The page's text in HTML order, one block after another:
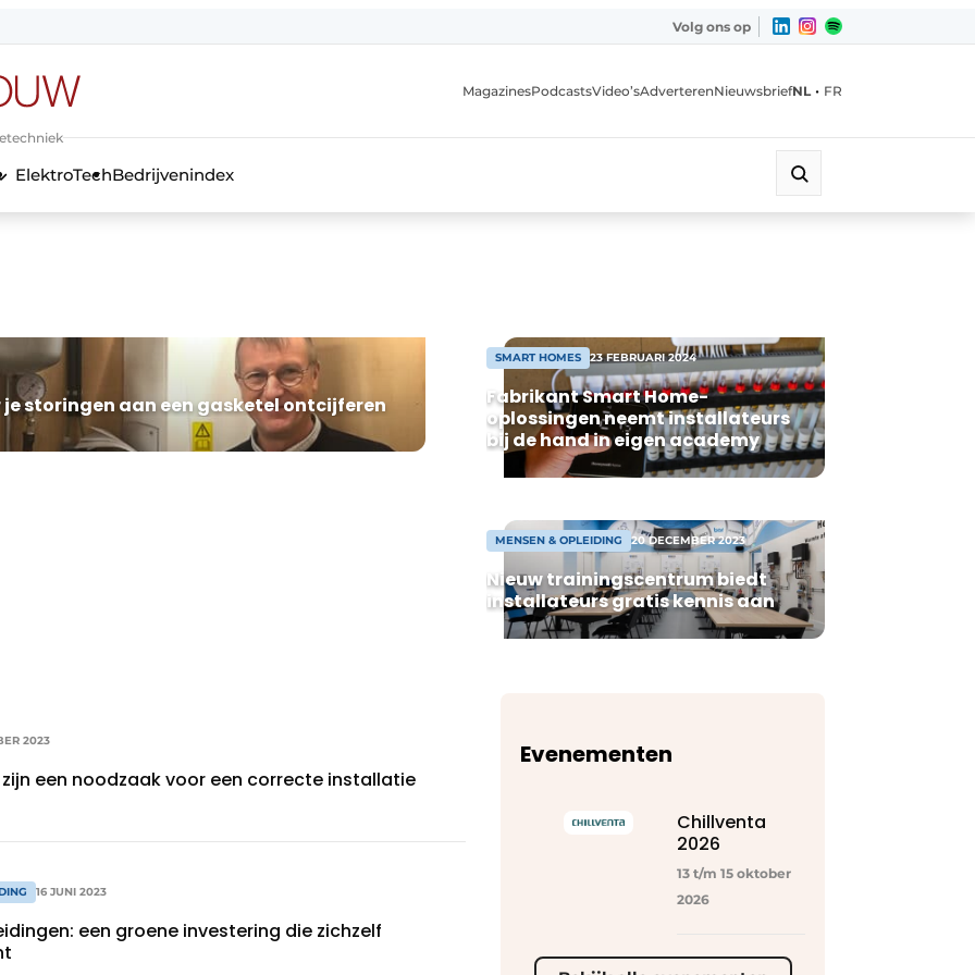
Volg ons op
MagazinesPodcastsVideo’sAdverterenNieuwsbriefNL • FR
ElektroTechBedrijvenindex
storingen aan een gasketel ontcijferen
SMART HOMES 23 FEBRUARI 2024
Fabrikant Smart Home-
oplossingen neemt installateurs
bij de hand in eigen academy
MENSEN & OPLEIDING 20 DECEMBER 2023
Nieuw trainingscentrum biedt
installateurs gratis kennis aan
2023
een noodzaak voor een correcte installatie
16 JUNI 2023
een groene investering die zichzelf
Evenementen
Chillventa
2026
13 t/m 15 oktober
2026